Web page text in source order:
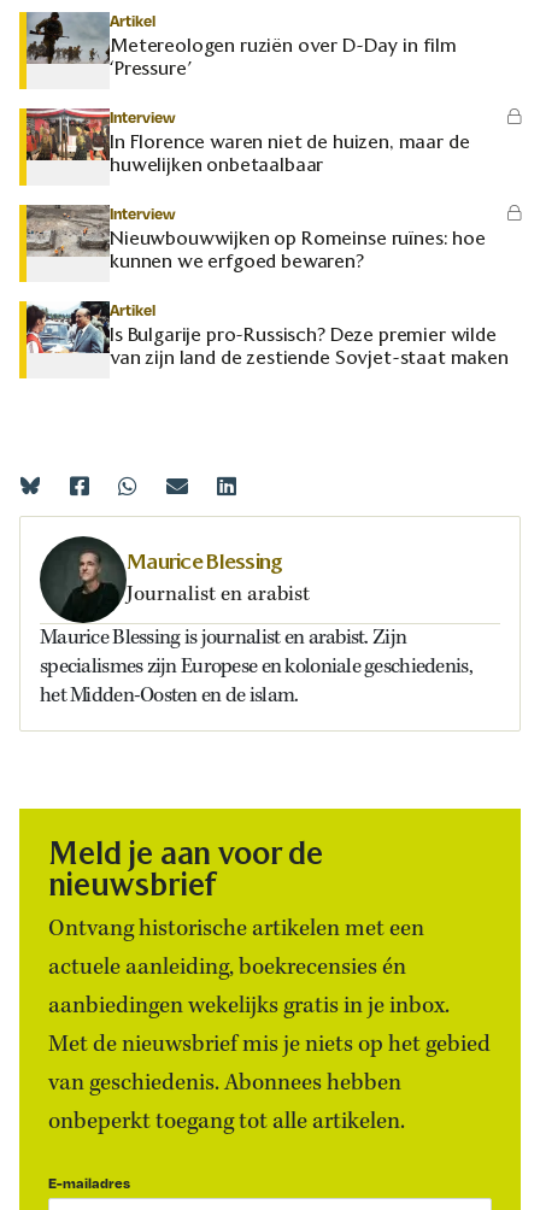
Artikel
Metereologen ruziën over D-Day in film
‘Pressure’
Interview
In Florence waren niet de huizen, maar de
huwelijken onbetaalbaar
Interview
Nieuwbouwwijken op Romeinse ruïnes: hoe
kunnen we erfgoed bewaren?
Artikel
Is Bulgarije pro-Russisch? Deze premier wilde
van zijn land de zestiende Sovjet-staat maken
Maurice Blessing
Journalist en arabist
Maurice Blessing is journalist en arabist. Zijn
specialismes zijn Europese en koloniale geschiedenis,
het Midden-Oosten en de islam.
Meld je aan voor de
nieuwsbrief
Ontvang historische artikelen met een
actuele aanleiding, boekrecensies én
aanbiedingen wekelijks gratis in je inbox.
Met de nieuwsbrief mis je niets op het gebied
van geschiedenis. Abonnees hebben
onbeperkt toegang tot alle artikelen.
E-mailadres